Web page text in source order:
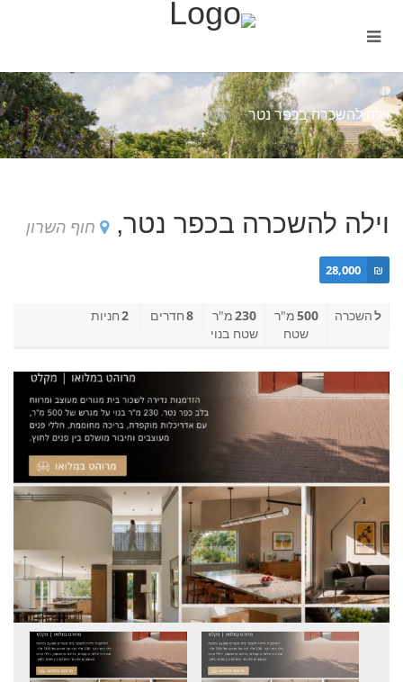
וילה להשכרה בכפר נטר
וילה להשכרה בכפר נטר, חוף השרון
₪
28,000
להשכרה 500מ"ר
שטח
230מ"ר
שטח בנוי
8חדרים 2חניות